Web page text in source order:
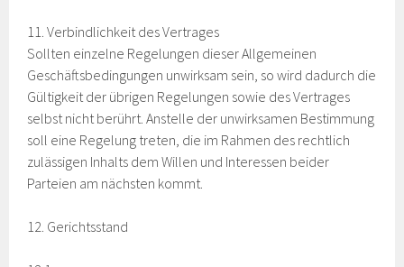
11. Verbindlichkeit des Vertrages
Sollten einzelne Regelungen dieser Allgemeinen
Geschäftsbedingungen unwirksam sein, so wird dadurch die
Gültigkeit der übrigen Regelungen sowie des Vertrages
selbst nicht berührt. Anstelle der unwirksamen Bestimmung
soll eine Regelung treten, die im Rahmen des rechtlich
zulässigen Inhalts dem Willen und Interessen beider
Parteien am nächsten kommt.
12. Gerichtsstand